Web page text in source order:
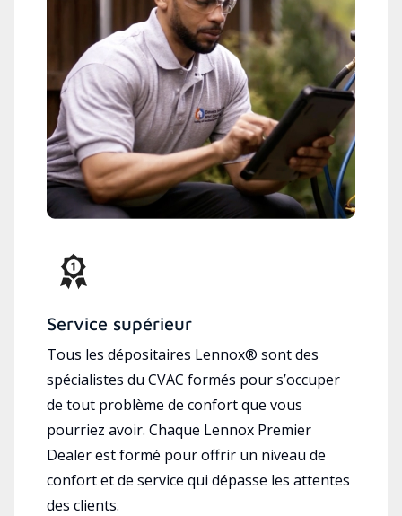
Service supérieur
Tous les dépositaires Lennox® sont des
spécialistes du CVAC formés pour s’occuper
de tout problème de confort que vous
pourriez avoir. Chaque Lennox Premier
Dealer est formé pour offrir un niveau de
confort et de service qui dépasse les attentes
des clients.